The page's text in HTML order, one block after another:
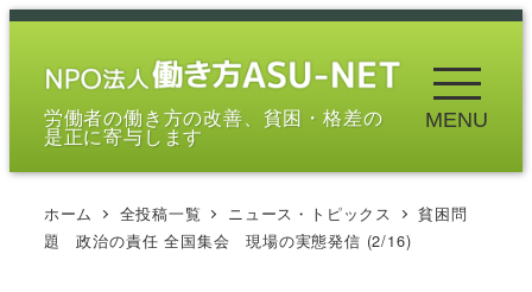
メ
労働者の働き方の改善、貧困・格差の
是正に寄与します
MENU
ホーム 全投稿一覧 ニュース・トピックス
貧困問
題 政治の責任 全国集会 現場の実態発信 (2/16)